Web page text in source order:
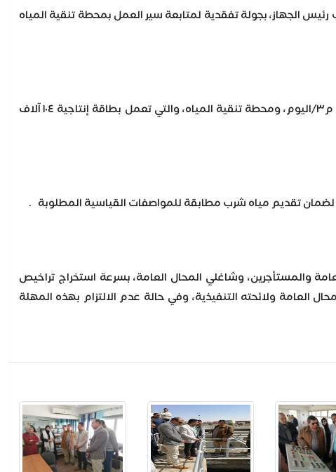
الجهاز، بجولة تفقدية لمتابعة سير العمل بمحطة تنقية المياه
وتابع رئيس الجهاز ومرافقوه، مأخذ المياه من نهر النيل، والذي يعمل بطاقة إنتاجية ١٠٩ آلاف م٣/اليوم، ومحطة تنقية المياه، والتي تعمل بطاقة إنتاجية ١٠٤ آلاف
لضمان تقديم مياه شرب مطابقة للمواصفات القياسية المطلوبة .
والمستأجرين، وشاغلي المحال العامة، بسرعة استخراج تراخيص
العامة ولائحته التنفيذية، وفي حالة عدم الالتزام بهذه المهلة